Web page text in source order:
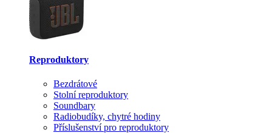
Reproduktory
Bezdrátové
Stolní reproduktory
Soundbary
Radiobudíky, chytré hodiny
Příslušenství pro reproduktory